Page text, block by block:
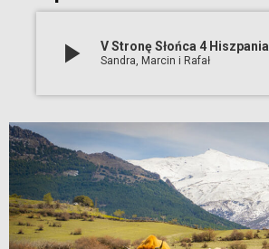
play_arrow V Stronę Słońca 4 Hiszpania
Sandra, Marcin i Rafał